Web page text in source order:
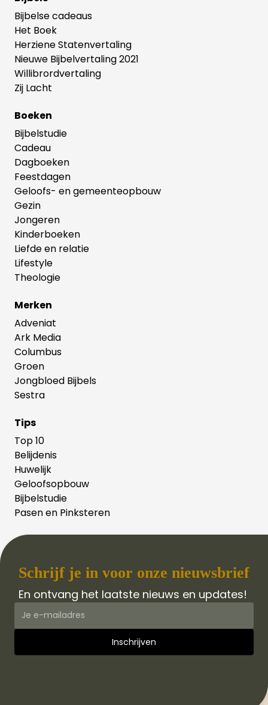
Bijbelse cadeaus
Het Boek
Herziene Statenvertaling
Nieuwe Bijbelvertaling 2021
Willibrordvertaling
Zij Lacht
Boeken
Bijbelstudie
Cadeau
Dagboeken
Feestdagen
Geloofs- en gemeenteopbouw
Gezin
Jongeren
Kinderboeken
Liefde en relatie
Lifestyle
Theologie
Merken
Adveniat
Ark Media
Columbus
Groen
Jongbloed Bijbels
Sestra
Tips
Top 10
Belijdenis
Huwelijk
Geloofsopbouw
Bijbelstudie
Pasen en Pinksteren
Schrijf je in voor onze nieuwsbrief
En ontvang het laatste nieuws en updates!